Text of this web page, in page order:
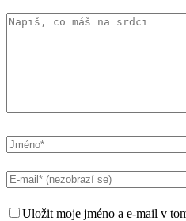
Uložit moje jméno a e-mail v